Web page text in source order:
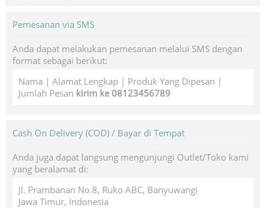
Pemesanan via SMS
Anda dapat melakukan pemesanan melalui SMS dengan
format sebagai berikut:
Nama | Alamat Lengkap | Produk Yang Dipesan |
Jumlah Pesan kirim ke 08123456789
Cash On Delivery (COD) / Bayar di Tempat
Anda juga dapat langsung mengunjungi Outlet/Toko kami
yang beralamat di:
Jl. Prambanan No.8, Ruko ABC, Banyuwangi
Jawa Timur, Indonesia